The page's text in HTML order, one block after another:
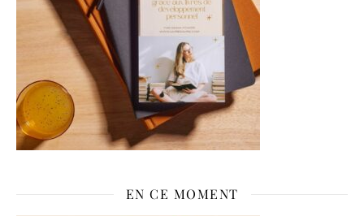
EN CE MOMENT